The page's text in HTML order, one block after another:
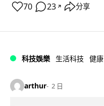
70 23 ↗ 分享
科技娛樂 生活科技 健康
arthur 2 日